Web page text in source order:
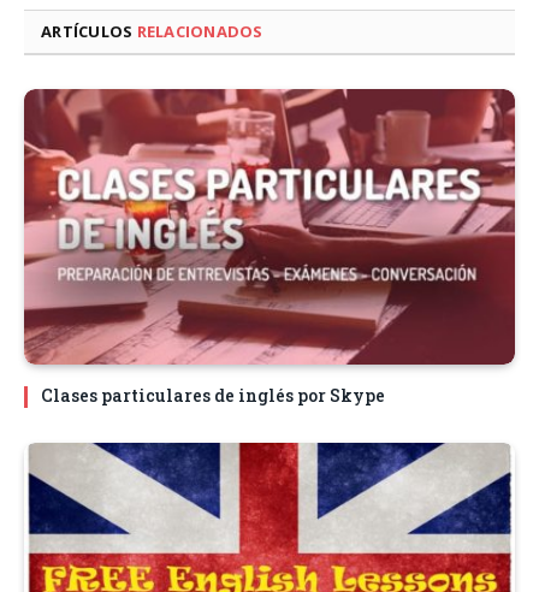
ARTÍCULOS RELACIONADOS
Clases particulares de inglés por Skype